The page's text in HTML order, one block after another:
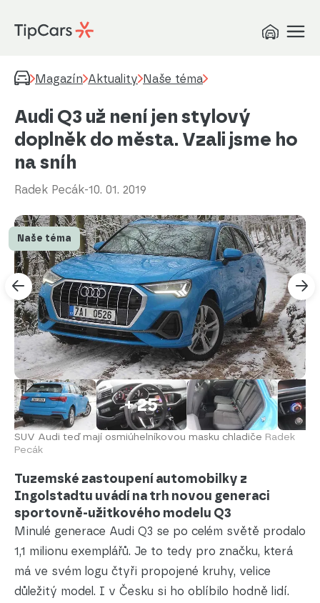
Magazín Aktuality Naše téma
Audi Q3 už není jen stylový
doplněk do města. Vzali jsme ho
na sníh
Radek Pecák-10. 01. 2019
+ 25
SUV Audi teď mají osmiúhelníkovou masku chladiče Radek
Pecák
Naše téma
Tuzemské zastoupení automobilky z
Ingolstadtu uvádí na trh novou generaci
sportovně-užitkového modelu Q3
Minulé generace Audi Q3 se po celém světě prodalo
1,1 milionu exemplářů. Je to tedy pro značku, která
má ve svém logu čtyři propojené kruhy, velice
důležitý model. I v Česku si ho oblíbilo hodně lidí.